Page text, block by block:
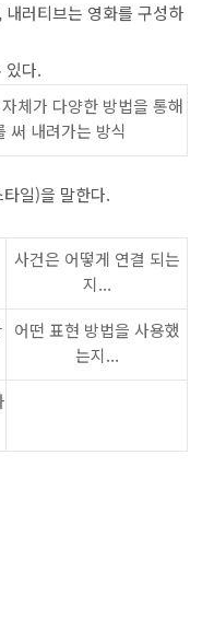
, 내러티브는 영화를 구성하
있다.
체가 다양한 방법을 통해
써 내려가는 방식
일)을 말한다.
사건은 어떻게 연결 되는
지...
어떤 표현 방법을 사용했
는지...